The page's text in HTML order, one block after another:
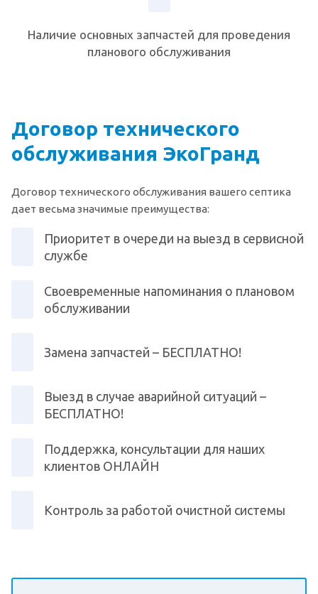
Наличие основных запчастей для проведения
планового обслуживания
Договор технического
обслуживания ЭкоГранд
Договор технического обслуживания вашего септика
дает весьма значимые преимущества:
Приоритет в очереди на выезд в сервисной
службе
Своевременные напоминания о плановом
обслуживании
Замена запчастей – БЕСПЛАТНО!
Выезд в случае аварийной ситуаций –
БЕСПЛАТНО!
Поддержка, консультации для наших
клиентов ОНЛАЙН
Контроль за работой очистной системы